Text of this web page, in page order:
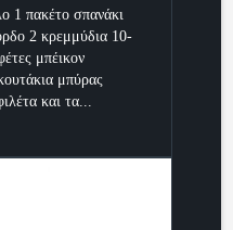
1 πακέτο σπανάκι
2 κρεμμύδια 10-
μπέικον
μπύρας
και τα...